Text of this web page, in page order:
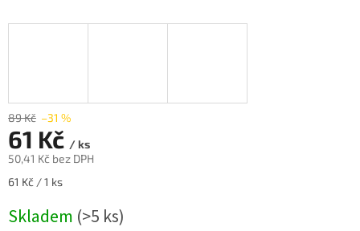
89 Kč –31 %
61 Kč / ks
50,41 Kč bez DPH
Měrná
61 Kč / 1 ks
Skladem (>5 ks)